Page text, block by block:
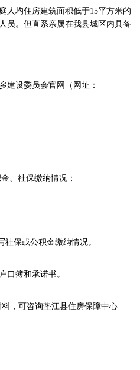
人均住房建筑面积低于15平方米的
员。但直系亲属在我县城区内具备
建设委员会官网（网址：
、社保缴纳情况；
保或公积金缴纳情况。
口簿和承诺书。
，可咨询垫江县住房保障中心